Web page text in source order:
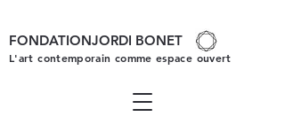
L'art contemporain comme espace ouvert
FONDATIONJORDI BONET